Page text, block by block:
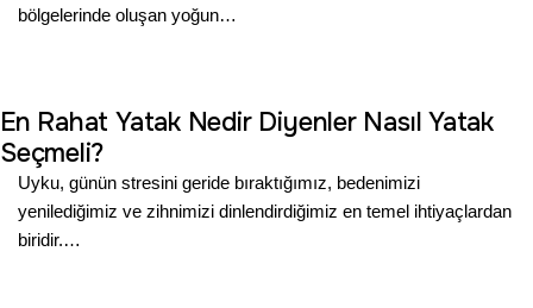
bölgelerinde oluşan yoğun…
En Rahat Yatak Nedir Diyenler Nasıl Yatak
Seçmeli?
Uyku, günün stresini geride bıraktığımız, bedenimizi
yenilediğimiz ve zihnimizi dinlendirdiğimiz en temel ihtiyaçlardan
biridir.…